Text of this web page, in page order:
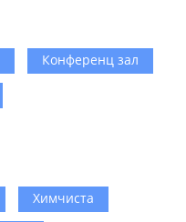
Конференц зал
Химчиста